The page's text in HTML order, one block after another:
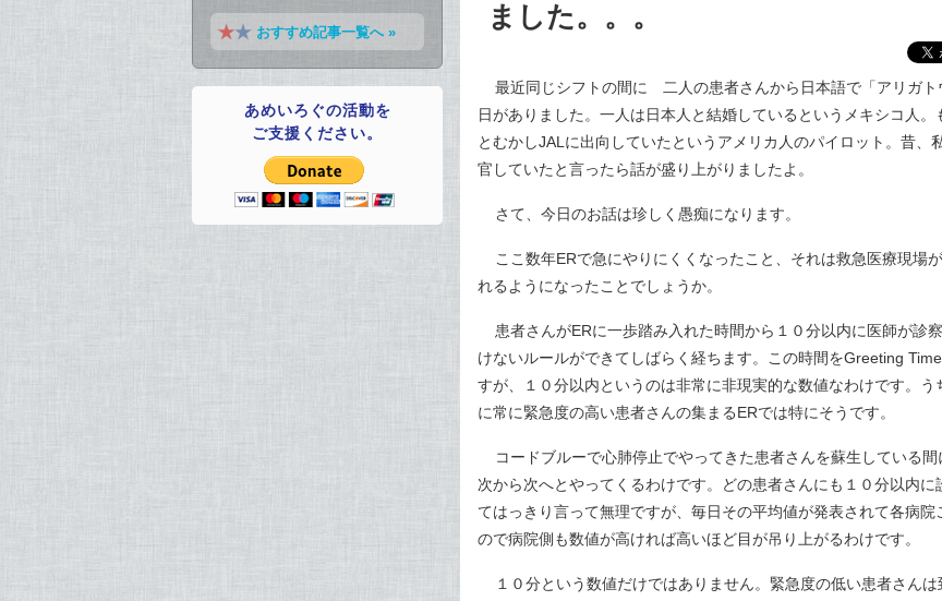
ました。。。
最近同じシフトの間に 二人の患者さんから日本語で「アリガト
日がありました。一人は日本人と結婚しているというメキシコ人。
とむかしJALに出向していたというアメリカ人のパイロット。昔、
官していたと言ったら話が盛り上がりましたよ。
さて、今日のお話は珍しく愚痴になります。
ここ数年ERで急にやりにくくなったこと、それは救急医療現場
れるようになったことでしょうか。
患者さんがERに一歩踏み入れた時間から１０分以内に医師が診
けないルールができてしばらく経ちます。この時間をGreeting
すが、１０分以内というのは非常に非現実的な数値なわけです。う
に常に緊急度の高い患者さんの集まるERでは特にそうです。
コードブルーで心肺停止でやってきた患者さんを蘇生している
次から次へとやってくるわけです。どの患者さんにも１０分以内に
てはっきり言って無理ですが、毎日その平均値が発表されて各病院
ので病院側も数値が高ければ高いほど目が吊り上がるわけです。
１０分という数値だけではありません。緊急度の低い患者さんは
おすすめ記事一覧へ »
あめいろぐの活動を
ご支援ください。